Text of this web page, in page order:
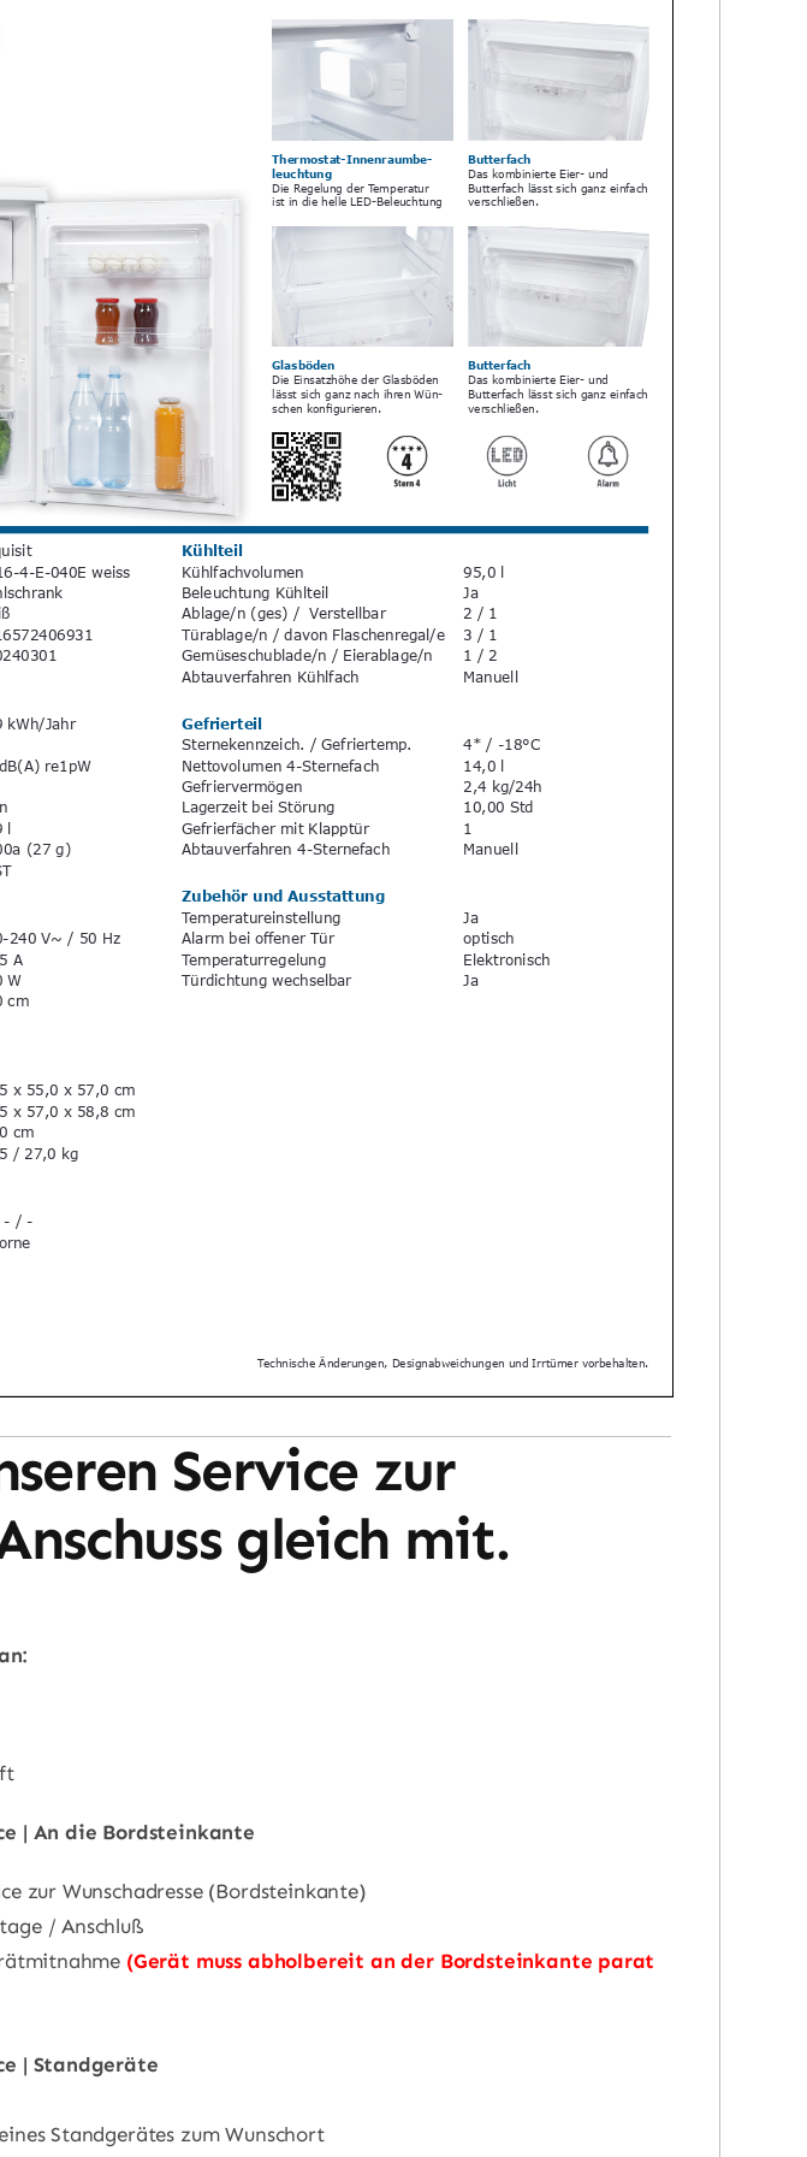
Service zur
gleich mit.
| An die Bordsteinkante
zur Wunschadresse (Bordsteinkante)
/ Anschluß
(Gerät muss abholbereit an der Bordsteinkante parat
| Standgeräte
Standgerätes zum Wunschort